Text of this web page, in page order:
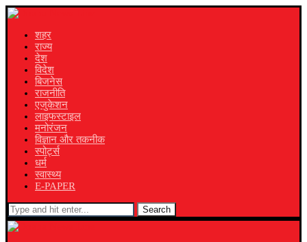
शहर
राज्य
देश
विदेश
बिजनेस
राजनीति
एजुकेशन
लाइफस्टाइल
मनोरंजन
विज्ञान और तकनीक
स्पोर्ट्स
धर्म
स्वास्थ्य
E-PAPER
Search